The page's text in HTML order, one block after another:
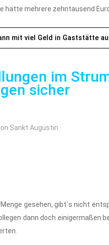
hatte mehrere zehntausend
mit viel Geld in Gaststätte
im
sicher
Sankt Augustin
gesehen, gibt´s nicht
dann doch einigermaßen